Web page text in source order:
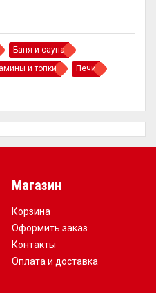
Баня и сауна
и топки
Печи
Магазин
Корзина
Оформить заказ
Контакты
Оплата и доставка